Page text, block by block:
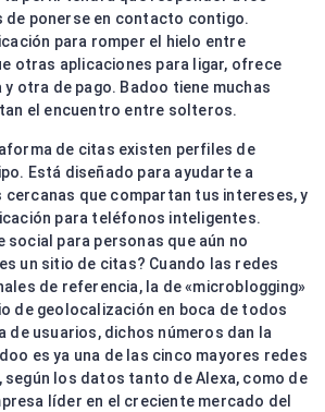
de ponerse en contacto contigo.
para romper el hielo entre
otras aplicaciones para ligar, ofrece
otra de pago. Badoo tiene muchas
el encuentro entre solteros.
de citas existen perfiles de
Está diseñado para ayudarte a
que compartan tus intereses, y
para teléfonos inteligentes.
social para personas que aún no
un sitio de citas? Cuando las redes
de referencia, la de «microblogging»
de geolocalización en boca de todos
de usuarios, dichos números dan la
es ya una de las cinco mayores redes
según los datos tanto de Alexa, como de
líder en el creciente mercado del